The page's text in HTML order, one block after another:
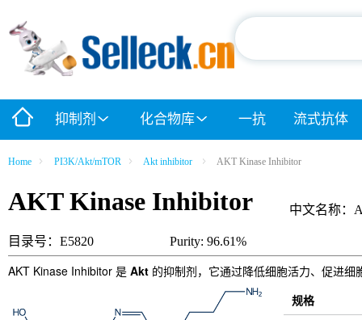
抑制剂 化合物库 一抗 流式抗体
Home PI3K/Akt/mTOR Akt inhibitor AKT Kinase Inhibitor
AKT Kinase Inhibitor 中文名称：
目录号：E5820 Purity: 96.61%
AKT Kinase Inhibitor 是 Akt 的抑制剂，它通过降低细胞活力、促进
规格